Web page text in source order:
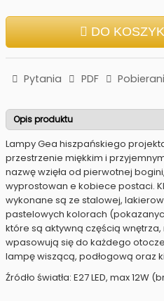
DO
Pytania PDF
Opis produktu
Lampy Gea hiszpańskiego
przestrzenie miękkim i
nazwę wzięła od pierwotnej
wyprostowan e kobiece postaci.
wykonane są ze stalowej,
pastelowych kolorach
które są aktywną częścią wnętrza,
wpasowują się do każdego
lampę wiszącą, podłogową oraz
Źródło światła: E27 LED, max 12W